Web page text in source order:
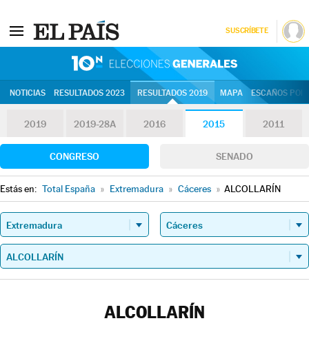
SUSCRÍBETE
NOTICIAS RESULTADOS 2023 RESULTADOS 2019 MAPA ESCAÑOS
2019 2019-28A 2016 2015 2011
CONGRESO SENADO
Estás en: Total España » Extremadura » Cáceres » ALCOLLARÍN
ALCOLLARÍN